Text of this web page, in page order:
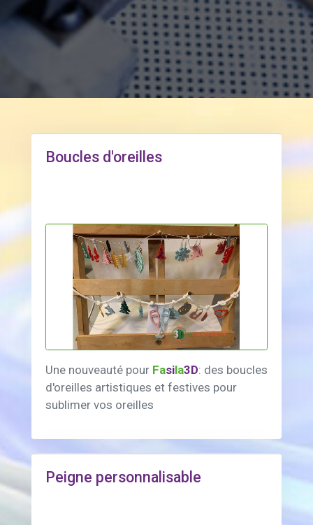
Boucles d'oreilles
Une nouveauté pour Fasila3D: des boucles
d'oreilles artistiques et festives pour
sublimer vos oreilles
Peigne personnalisable